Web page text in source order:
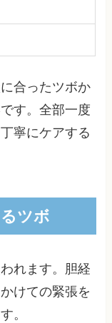
合ったツボか
す。全部一度
寧にケアする
ツボ
れます。胆経
けての緊張を
。